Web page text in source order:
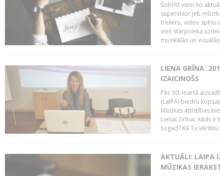
Šobrīd vieni no
supervisor jeb
treileru, video spēļu
vien starpnieka
muzikālās un
LIENA GRĪNA:
IZAICINOŠS
Pēc 30. martā
(LaIPA) biedru
Mūzikas attīstības
Lienai Grīnai, kāds ir
šogad? Kā Tu
AKTUĀLI: LAIPA
MŪZIKAS